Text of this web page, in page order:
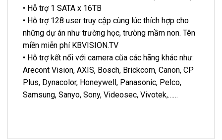
• Hỗ trợ 1 SATA x 16TB
• Hỗ trợ 128 user truy cập cùng lúc thích hợp cho
những dự án như trường học, trường mầm non. Tên
miền miễn phí KBVISION.TV
• Hỗ trợ kết nối với camera cũa các hãng khác như:
Arecont Vision, AXIS, Bosch, Brickcom, Canon, CP
Plus, Dynacolor, Honeywell, Panasonic, Pelco,
Samsung, Sanyo, Sony, Videosec, Vivotek,……